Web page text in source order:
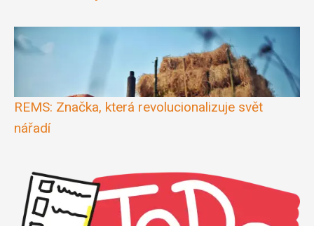
REMS: Značka, která revolucionalizuje svět
nářadí